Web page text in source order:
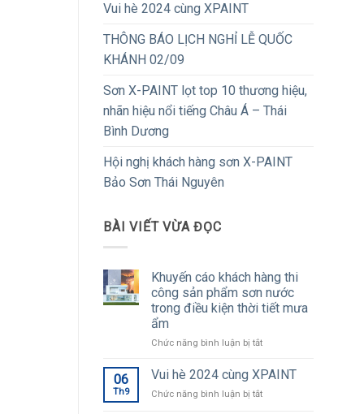
Vui hè 2024 cùng XPAINT
THÔNG BÁO LỊCH NGHỈ LỄ QUỐC
KHÁNH 02/09
Sơn X-PAINT lọt top 10 thương hiệu,
nhãn hiệu nổi tiếng Châu Á – Thái
Bình Dương
Hội nghị khách hàng sơn X-PAINT
Bảo Sơn Thái Nguyên
BÀI VIẾT VỪA ĐỌC
Khuyến cáo khách hàng thi
công sản phẩm sơn nước
trong điều kiện thời tiết mưa
ẩm
Chức năng bình luận bị tắtở
cáo
hàng
06
Th9
Vui hè 2024 cùng XPAINT
Chức năng bình luận bị tắtở